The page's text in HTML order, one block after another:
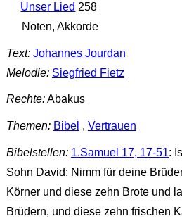
Unser Lied 258
Noten, Akkorde
Text: Johannes Jourdan
Melodie: Siegfried Fietz
Rechte:Abakus
Themen: Bibel , Vertrauen
Bibelstellen: 1.Samuel 17, 17-51:
Sohn David: Nimm für deine
Körner und diese zehn Brote und
Brüdern, und diese zehn frischen